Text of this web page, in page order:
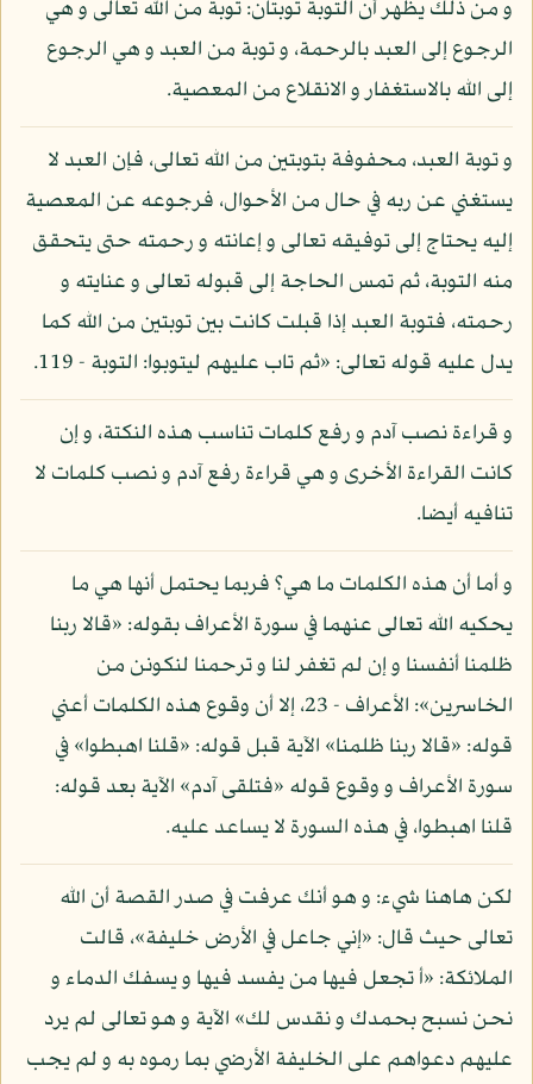
و من ذلك يظهر أن التوبة توبتان: توبة من الله تعالى و هي
الرجوع إلى العبد بالرحمة، و توبة من العبد و هي الرجوع
إلى الله بالاستغفار و الانقلاع من المعصية.
و توبة العبد، محفوفة بتوبتين من الله تعالى، فإن العبد لا
يستغني عن ربه في حال من الأحوال، فرجوعه عن المعصية
إليه يحتاج إلى توفيقه تعالى و إعانته و رحمته حتى يتحقق
منه التوبة، ثم تمس الحاجة إلى قبوله تعالى و عنايته و
رحمته، فتوبة العبد إذا قبلت كانت بين توبتين من الله كما
يدل عليه قوله تعالى: «ثم تاب عليهم ليتوبوا: التوبة - 119.
و قراءة نصب آدم و رفع كلمات تناسب هذه النكتة، و إن
كانت القراءة الأخرى و هي قراءة رفع آدم و نصب كلمات لا
تنافيه أيضا.
و أما أن هذه الكلمات ما هي؟ فربما يحتمل أنها هي ما
يحكيه الله تعالى عنهما في سورة الأعراف بقوله: «قالا ربنا
ظلمنا أنفسنا و إن لم تغفر لنا و ترحمنا لنكونن من
الخاسرين»: الأعراف - 23، إلا أن وقوع هذه الكلمات أعني
قوله: «قالا ربنا ظلمنا» الآية قبل قوله: «قلنا اهبطوا» في
سورة الأعراف و وقوع قوله «فتلقى آدم» الآية بعد قوله:
قلنا اهبطوا، في هذه السورة لا يساعد عليه.
لكن هاهنا شيء: و هو أنك عرفت في صدر القصة أن الله
تعالى حيث قال: «إني جاعل في الأرض خليفة»، قالت
الملائكة: «أ تجعل فيها من يفسد فيها و يسفك الدماء و
نحن نسبح بحمدك و نقدس لك» الآية و هو تعالى لم يرد
عليهم دعواهم على الخليفة الأرضي بما رموه به و لم يجب